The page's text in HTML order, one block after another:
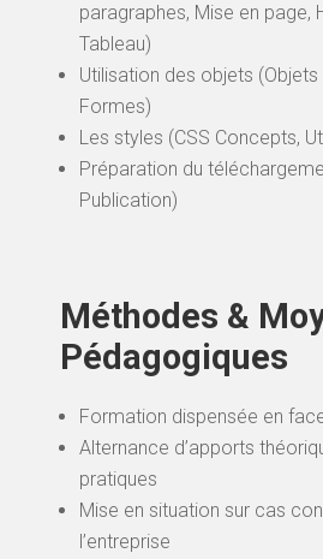
paragraphes, Mise en page,
Tableau)
Utilisation des objets (Objets
Formes)
Les styles (CSS Concepts,
Préparation du
Publication)
Méthodes &
Pédagogiques
Formation dispensée en
Alternance d’apports
pratiques
Mise en situation sur cas
l’entreprise